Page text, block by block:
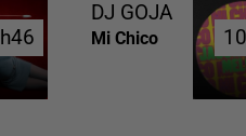
DJ GOJA
Mi Chico